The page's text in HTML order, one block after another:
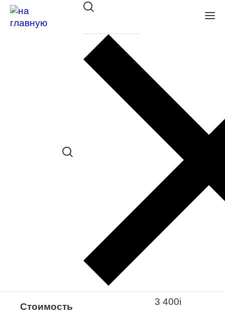
Оправа SWING TR 070 C482
в наличии (Больше 5 шт.) *наличие
товара в конкретном салоне
необходимо уточнять отдельно
Закажите понравившуюся модель
в ближайший салон “Оптик-Экспресс”.
*Доступно для Республики
Стоимость 3 400i
Сравнить товар